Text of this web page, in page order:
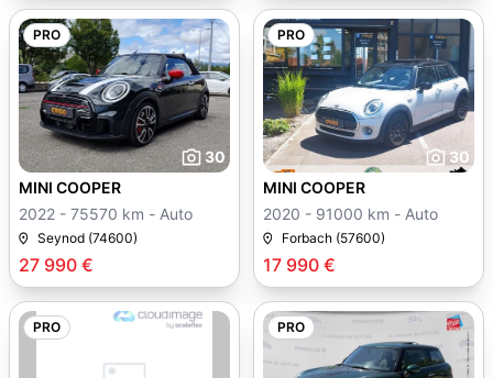
PRO
30
27 990 €
MINI COOPER
2022 - 75570 km - Auto
Seynod (74600)
PRO
30
17 990 €
MINI COOPER
2020 - 91000 km - Auto
Forbach (57600)
PRO PRO